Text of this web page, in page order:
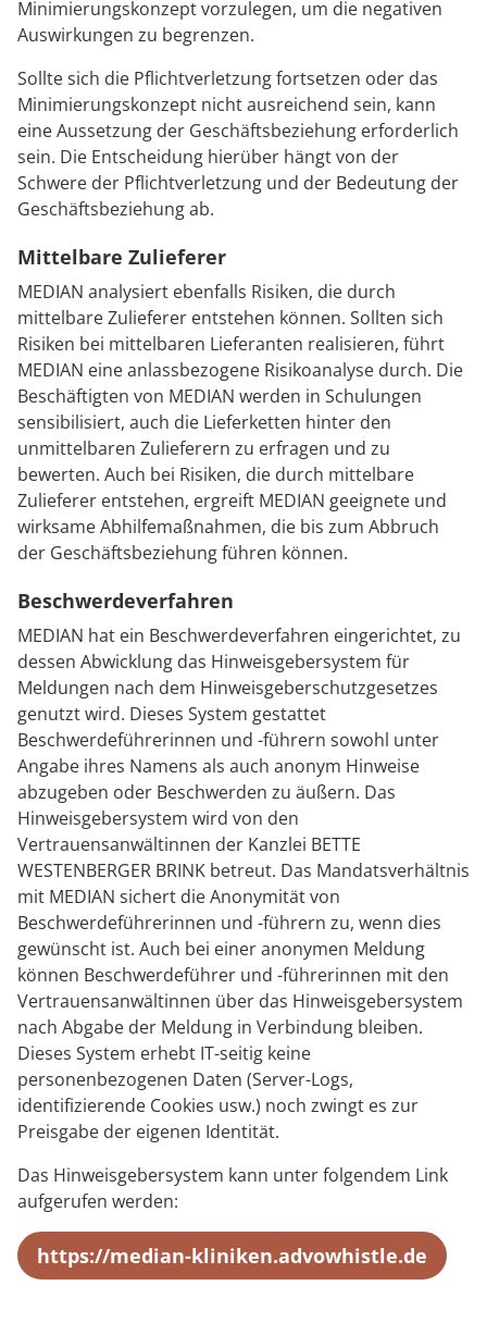
Minimierungskonzept vorzulegen, um die negativen
Auswirkungen zu begrenzen.
Sollte sich die Pflichtverletzung fortsetzen oder das
Minimierungskonzept nicht ausreichend sein, kann
eine Aussetzung der Geschäftsbeziehung erforderlich
sein. Die Entscheidung hierüber hängt von der
Schwere der Pflichtverletzung und der Bedeutung der
Geschäftsbeziehung ab.
Mittelbare Zulieferer
MEDIAN analysiert ebenfalls Risiken, die durch
mittelbare Zulieferer entstehen können. Sollten sich
Risiken bei mittelbaren Lieferanten realisieren, führt
MEDIAN eine anlassbezogene Risikoanalyse durch. Die
Beschäftigten von MEDIAN werden in Schulungen
sensibilisiert, auch die Lieferketten hinter den
unmittelbaren Zulieferern zu erfragen und zu
bewerten. Auch bei Risiken, die durch mittelbare
Zulieferer entstehen, ergreift MEDIAN geeignete und
wirksame Abhilfemaßnahmen, die bis zum Abbruch
der Geschäftsbeziehung führen können.
Beschwerdeverfahren
MEDIAN hat ein Beschwerdeverfahren eingerichtet, zu
dessen Abwicklung das Hinweisgebersystem für
Meldungen nach dem Hinweisgeberschutzgesetzes
genutzt wird. Dieses System gestattet
Beschwerdeführerinnen und -führern sowohl unter
Angabe ihres Namens als auch anonym Hinweise
abzugeben oder Beschwerden zu äußern. Das
Hinweisgebersystem wird von den
Vertrauensanwältinnen der Kanzlei BETTE
WESTENBERGER BRINK betreut. Das Mandatsverhältnis
mit MEDIAN sichert die Anonymität von
Beschwerdeführerinnen und -führern zu, wenn dies
gewünscht ist. Auch bei einer anonymen Meldung
können Beschwerdeführer und -führerinnen mit den
Vertrauensanwältinnen über das Hinweisgebersystem
nach Abgabe der Meldung in Verbindung bleiben.
Dieses System erhebt IT-seitig keine
personenbezogenen Daten (Server-Logs,
identifizierende Cookies usw.) noch zwingt es zur
Preisgabe der eigenen Identität.
Das Hinweisgebersystem kann unter folgendem Link
aufgerufen werden:
https://median-kliniken.advowhistle.de